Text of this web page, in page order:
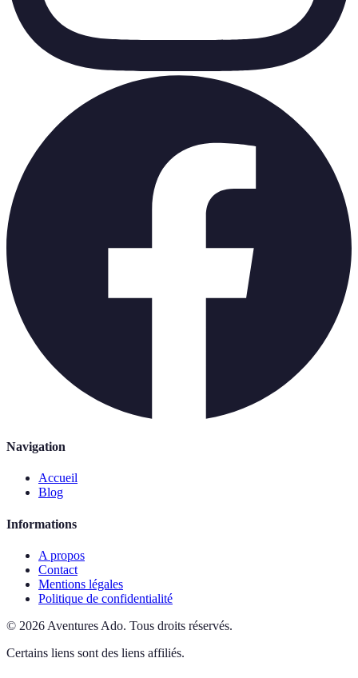
Navigation
Accueil
Blog
Informations
A propos
Contact
Mentions légales
Politique de confidentialité
© 2026 Aventures Ado. Tous droits réservés.
Certains liens sont des liens affiliés.